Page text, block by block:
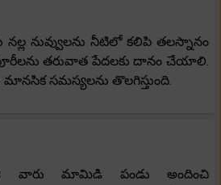
నువ్వులను నీటిలో కలిపి తలస్నానం
తరువాత పేదలకు దానం చేయాలి.
సమస్యలను తొలగిస్తుంది.
వారు మామిడి పండు అందించి